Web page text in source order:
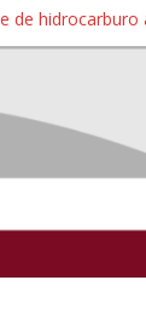
de hidrocarburo
expulsado
Alejandro
de Juchitán,
ikoots